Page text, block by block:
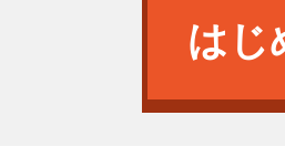
はじ